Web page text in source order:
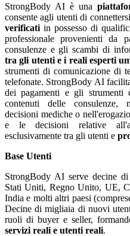
StrongBody AI è una
consente agli utenti di
verificati in possesso di
professionale provenienti
consulenze e gli scambi di
tra gli utenti e i reali esperti
strumenti di comunicazione di
telefonate. StrongBody AI
dei pagamenti e gli
contenuti delle consulenze,
decisioni mediche o
e le decisioni relative
esclusivamente tra gli utenti e
Base Utenti
StrongBody AI serve decine
Stati Uniti, Regno Unito, UE,
India e molti altri paesi
Decine di migliaia di nuovi
ruoli di buyer e seller,
servizi reali e utenti reali.